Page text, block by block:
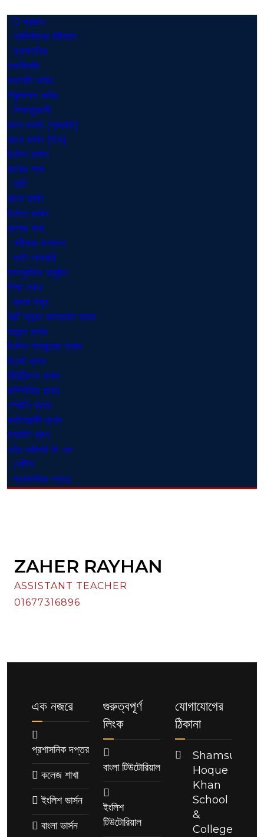
প্রচ্ছদ
প্রতিষ্ঠানের ইতিহাস
প্রশাসনিক
গভর্নিংবডি
সভাপতি কর্নার
প্রিন্সিপাল কর্নার
শিক্ষকমন্ডলী
বাংলা ভার্সন (প্রভাতি)
বাংলা ভার্সন (দিবা)
ইংলিশ ভার্সন
কলেজ শাখা
ভর্তি
বাংলা ভার্সন
ইংলিশ ভার্সন
কলেজ শাখা
পরীক্ষার ফলাফল
ফটো গ্যালারি
সাংস্কৃতিক অনুষ্ঠান
শিক্ষা সফর
ক্লাব সমূহ
আর্ট অ্যান্ড কালচারাল ক্লাব
সায়েন্স ক্লাব
ইংলিশ ল্যাঙ্গুয়েজ ক্লাব
ডিবেট ক্লাব
নিউট্রিশন ক্লাব
কম্পিউটার ক্লাব
স্পোর্টস ক্লাব
ফটোগ্রাফী ক্লাব
স্কাউট গ্রুপ
এইচ ডব্লিউ পি এল
নোটিশ
প্রশাসনিক দপ্তর
ZAHER RAYHAN
ASSISTANT TEACHER
01677316896
এক নজরে
প্রশাসনিক দপ্তর
কলেজ শাখা
ইংলিশ ভার্সন
বাংলা ভার্সন
গুরুত্বপূর্ণ
লিংক
বাংলা টিউটোরিয়াল
ইংলিশ
টিউটোরিয়াল
যোগাযোগের
ঠিকানা
Shamsul
Hoque
Khan
School
&
College